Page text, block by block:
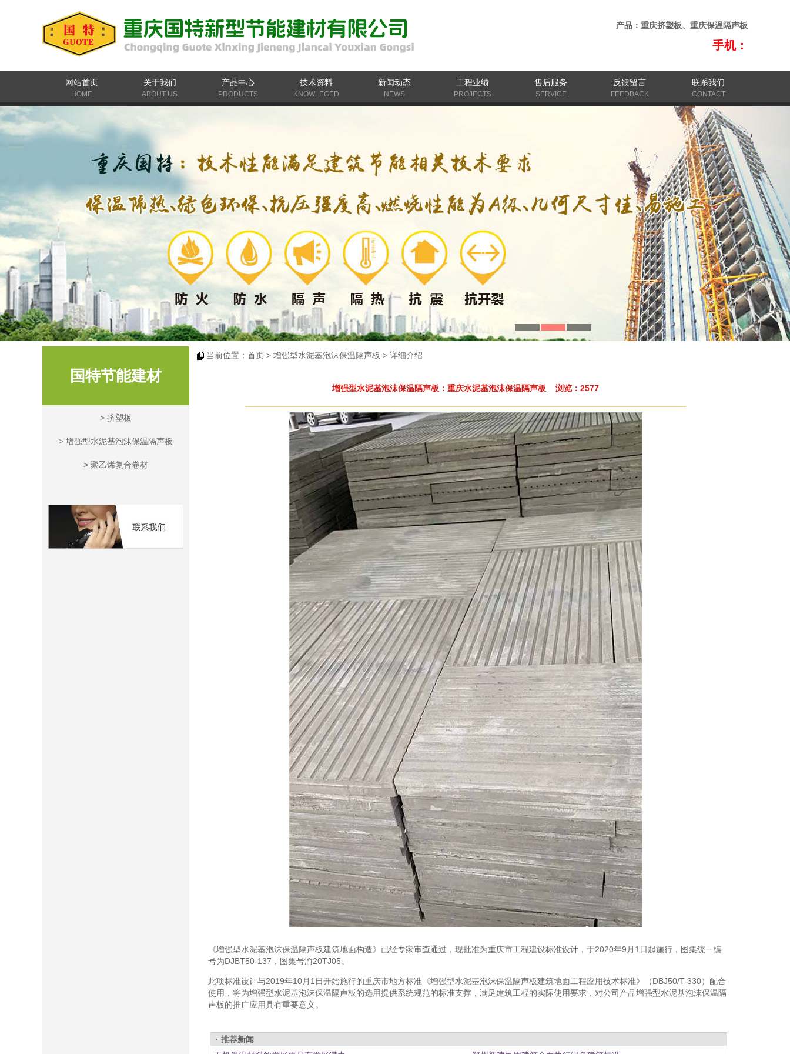
产品： 重庆挤塑板、 重庆保温隔声板
手机：
网站首页 关于我们 产品中心 技术资料 新闻动态 工程业绩 售后服务 反馈留言 联系我们
HOME ABOUT US PRODUCTS KNOWLEGED NEWS PROJECTS SERVICE FEEDBACK CONTACT
1 2 3
国特节能建材
> 挤塑板
> 增强型水泥基泡沫保温隔声板
> 聚乙烯复合卷材
当前位置： 首页 > 增强型水泥基泡沫保温隔声板 > 详细介绍
增强型水泥基泡沫保温隔声板：重庆水泥基泡沫保温隔声板 浏览：2577
《增强型水泥基泡沫保温隔声板建筑地面构造》已经专家审查通过，现批准为重庆市工程建设标准设计，于2020年9月1日起施行，图集统一编
号为DJBT50-137，图集号渝20TJ05。
此项标准设计与2019年10月1日开始施行的重庆市地方标准《增强型水泥基泡沫保温隔声板建筑地面工程应用技术标准》（DBJ50/T-330）配合
使用，将为增强型水泥基泡沫保温隔声板的选用提供系统规范的标准支撑，满足建筑工程的实际使用要求，对公司产品增强型水泥基泡沫保温隔
声板的推广应用具有重要意义。
· 推荐新闻